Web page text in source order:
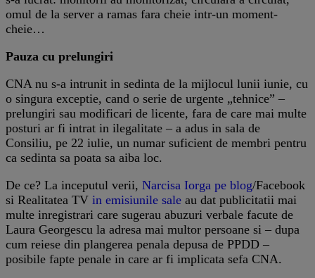
omul de la server a ramas fara cheie intr-un moment-
cheie…
Pauza cu prelungiri
CNA nu s-a intrunit in sedinta de la mijlocul lunii iunie, cu
o singura exceptie, cand o serie de urgente „tehnice” –
prelungiri sau modificari de licente, fara de care mai multe
posturi ar fi intrat in ilegalitate – a adus in sala de
Consiliu, pe 22 iulie, un numar suficient de membri pentru
ca sedinta sa poata sa aiba loc.
De ce? La inceputul verii, Narcisa Iorga pe blog/Facebook
si Realitatea TV in emisiunile sale au dat publicitatii mai
multe inregistrari care sugerau abuzuri verbale facute de
Laura Georgescu la adresa mai multor persoane si – dupa
cum reiese din plangerea penala depusa de PPDD –
posibile fapte penale in care ar fi implicata sefa CNA.